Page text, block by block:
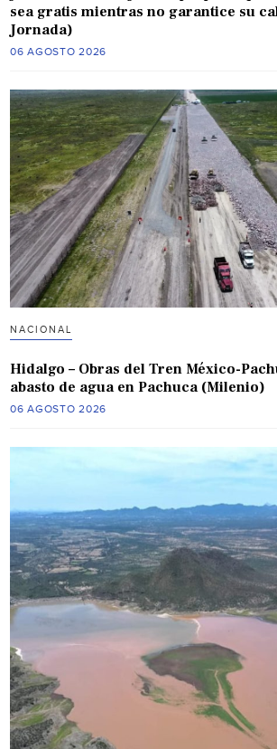
sea gratis mientras no garantice su
Jornada)
06 AGOSTO 2026
NACIONAL
Hidalgo – Obras del Tren México-
abasto de agua en Pachuca (Milenio)
06 AGOSTO 2026